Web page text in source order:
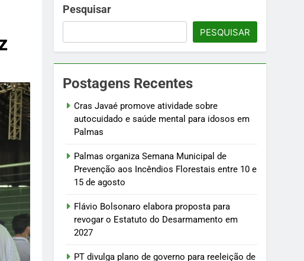
em 2027
e manutenção do arcabouço fiscal
neste sábado, 8
retirada de Irajá
Pesquisar
PESQUISAR
Postagens Recentes
Cras Javaé promove atividade sobre
autocuidado e saúde mental para idosos em
Palmas
Palmas organiza Semana Municipal de
Prevenção aos Incêndios Florestais entre 10 e
15 de agosto
Flávio Bolsonaro elabora proposta para
revogar o Estatuto do Desarmamento em
2027
PT divulga plano de governo para reeleição de